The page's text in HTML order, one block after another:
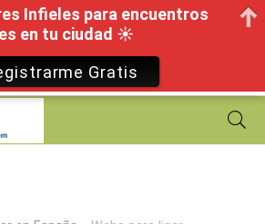
Infieles para encuentros
en tu ciudad ☀
Gratis